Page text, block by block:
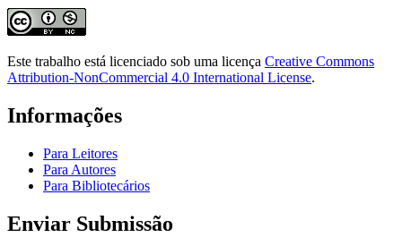
Este trabalho está licenciado sob uma licença Creative Commons
Attribution-NonCommercial 4.0 International License.
Informações
Para Leitores
Para Autores
Para Bibliotecários
Enviar Submissão